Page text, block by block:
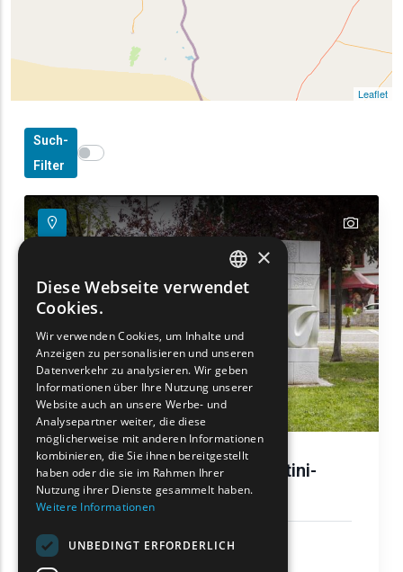
Such-
Filter
Show map on mouse hover
text
text
Jüdisches Monument, Komotini-
Park
Kulturelles Erbe
Leaflet
ENGLISH
FRENCH
BULGARIAN
ROMANIAN
TURKISH
×
Diese Webseite verwendet
Cookies.
Wir verwenden Cookies, um Inhalte und
Anzeigen zu personalisieren und unseren
Datenverkehr zu analysieren. Wir geben
Informationen über Ihre Nutzung unserer
Website auch an unsere Werbe- und
Analysepartner weiter, die diese
möglicherweise mit anderen Informationen
kombinieren, die Sie ihnen bereitgestellt
haben oder die sie im Rahmen Ihrer
Nutzung ihrer Dienste gesammelt haben.
Weitere Informationen
UNBEDINGT ERFORDERLICH